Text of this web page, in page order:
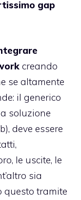
gap
creando
se altamente
il generico
soluzione
deve essere
le uscite, le
sia
questo tramite